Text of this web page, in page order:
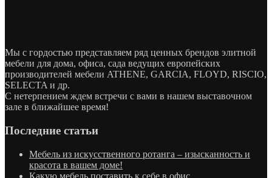
Мы с гордостью представляем ряд ценных брендов элитной
мебели для дома, офиса, сада ведущих европейских
производителей мебели ATHENE, GARCIA, FLOYD, RISCIO,
SELECTA и др.
С нетерпением ждем встречи с вами в нашем выставочном
зале в ближайшее время!
Последние статьи
Мебель из искусственного ротанга – изысканность и
красота в вашем доме!
Какую мебель поставить к себе в офис